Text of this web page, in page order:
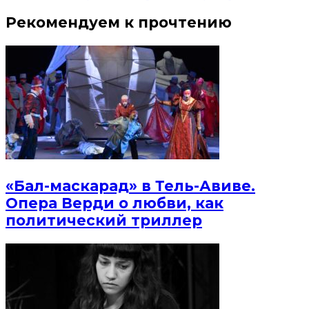
Рекомендуем к прочтению
«Бал-маскарад» в Тель-Авиве.
Опера Верди о любви, как
политический триллер